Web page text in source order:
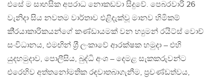
එසේ ම සාහසික අපරාධ නොකඩවා සිදුවේ. පෙබරවාරි 26
වැනිදා සිය නවතම වාර්තාව එළිදැක්වූ මානව හිමිකම්
කි‍්‍රයාකාරිකයන්ගේ කණ්ඩායමක් වන හ්‍යුමන් රයිට්ස් වොච්
සංවිධානය, එමඟින් ශ‍්‍රී ලංකාවේ ආරක්ෂක හමුදා – එහි
යුදහමුදාව, පොලීසිය, බුද්ධි අංශ – දෙමළ සැකකරුවන්ට
එරෙහිව අත්තනෝමතික රඳවාතබාගැනීම, ප‍්‍රචණ්ඩත්වය,